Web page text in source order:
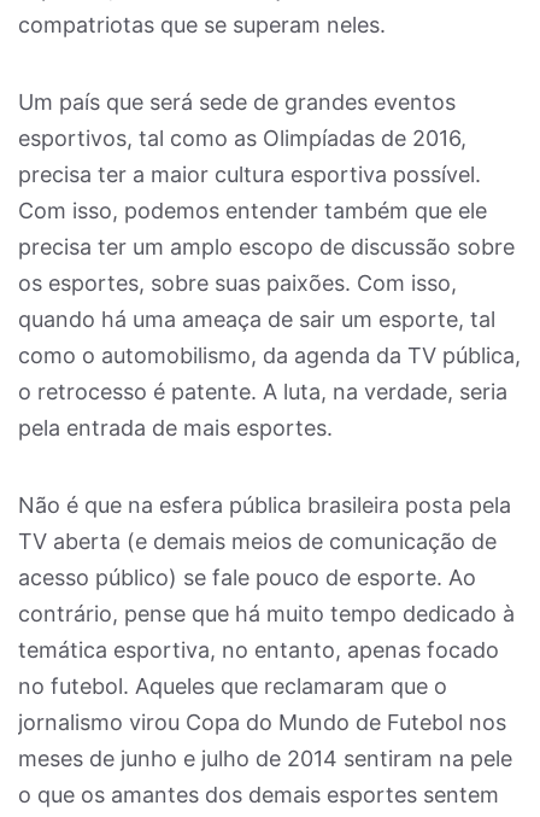
compatriotas que se superam neles.
Um país que será sede de grandes eventos
esportivos, tal como as Olimpíadas de 2016,
precisa ter a maior cultura esportiva possível.
Com isso, podemos entender também que ele
precisa ter um amplo escopo de discussão sobre
os esportes, sobre suas paixões. Com isso,
quando há uma ameaça de sair um esporte, tal
como o automobilismo, da agenda da TV pública,
o retrocesso é patente. A luta, na verdade, seria
pela entrada de mais esportes.
Não é que na esfera pública brasileira posta pela
TV aberta (e demais meios de comunicação de
acesso público) se fale pouco de esporte. Ao
contrário, pense que há muito tempo dedicado à
temática esportiva, no entanto, apenas focado
no futebol. Aqueles que reclamaram que o
jornalismo virou Copa do Mundo de Futebol nos
meses de junho e julho de 2014 sentiram na pele
o que os amantes dos demais esportes sentem